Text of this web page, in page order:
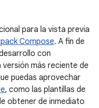
para la vista previa
Compose. A fin de
con
más reciente de
puedas aprovechar
, como las plantillas de
obtener de inmediato